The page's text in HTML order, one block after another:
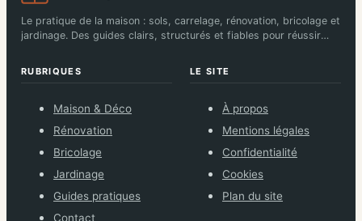
Le pratique de la maison : sols, carrelage, rénovation, bricolage et
jardinage. Des guides clairs, structurés et fiables pour réussir
RUBRIQUES
Maison & Déco
Rénovation
Bricolage
Jardinage
Guides pratiques
Contact
LE SITE
À propos
Mentions légales
Confidentialité
Cookies
Plan du site